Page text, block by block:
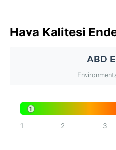
Hava Kalitesi
ABD
1
1 2 3